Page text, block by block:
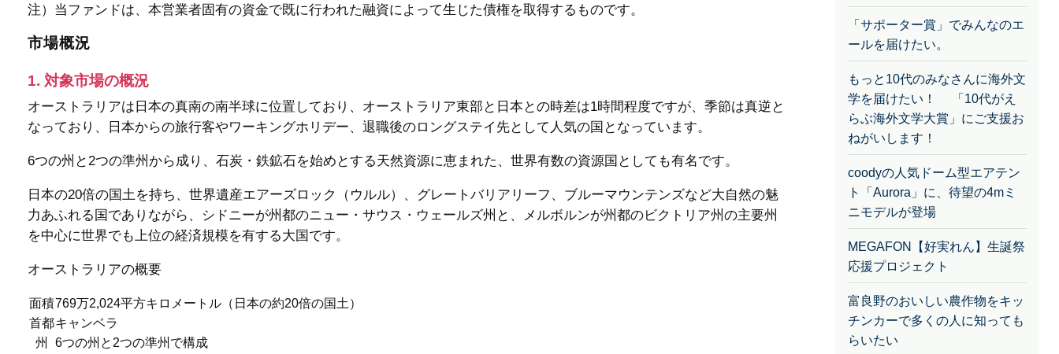
注） 当ファンドは、本営業者固有の資金で既に行われた融資によって生じた債権を取得するものです。
市場概況
1. 対象市場の概況
オーストラリアは日本の真南の南半球に位置しており、オーストラリア東部と日本との時差は1時間程度ですが、季節は真逆と
なっており、日本からの旅行客やワーキングホリデー、退職後のロングステイ先として人気の国となっています。
6つの州と2つの準州から成り、石炭・鉄鉱石を始めとする天然資源に恵まれた、世界有数の資源国としても有名です。
日本の20倍の国土を持ち、世界遺産エアーズロック（ウルル）、グレートバリアリーフ、ブルーマウンテンズなど大自然の魅
力あふれる国でありながら、シドニーが州都のニュー・サウス・ウェールズ州と、メルボルンが州都のビクトリア州の主要州
を中心に世界でも上位の経済規模を有する大国です。
オーストラリアの概要
面積769万2,024平方キロメートル （日本の約20倍の国土）
首都キャンベラ
州
6つの州と2つの準州で構成
「サポーター賞」でみんなのエ
ールを届けたい。
もっと10代のみなさんに海外文
学を届けたい！ 「10代がえ
らぶ海外文学大賞」にご支援お
ねがいします！
coodyの人気ドーム型エアテン
ト「Aurora」に、待望の4mミ
ニモデルが登場
MEGAFON【好実れん】生誕祭
応援プロジェクト
富良野のおいしい農作物をキッ
チンカーで多くの人に知っても
らいたい